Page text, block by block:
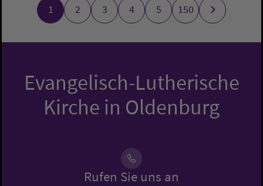
1 2 3 4 5 150
Evangelisch-Lutherische
Kirche in Oldenburg
Rufen Sie uns an